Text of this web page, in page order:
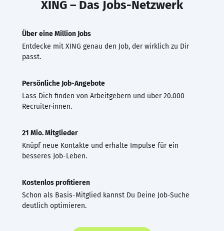
XING – Das Jobs-Netzwerk
Über eine Million Jobs
Entdecke mit XING genau den Job, der wirklich zu Dir
passt.
Persönliche Job-Angebote
Lass Dich finden von Arbeitgebern und über 20.000
Recruiter·innen.
21 Mio. Mitglieder
Knüpf neue Kontakte und erhalte Impulse für ein
besseres Job-Leben.
Kostenlos profitieren
Schon als Basis-Mitglied kannst Du Deine Job-Suche
deutlich optimieren.